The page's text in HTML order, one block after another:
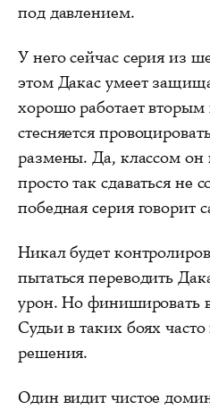
под давлением.
У него сейчас серия из
этом Дакас умеет
хорошо работает
стесняется
размены. Да, классом
просто так сдаваться не
победная серия говорит
Никал будет
пытаться переводить
урон. Но финишировать
Судьи в таких боях
решения.
Один видит чистое